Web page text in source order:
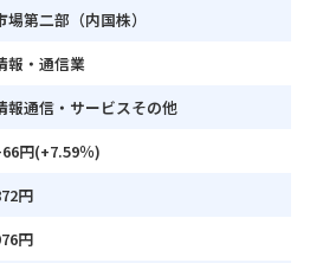
場第二部（内国株）
報・通信業
報通信・サービスその他
円(+7.59％)
円
円